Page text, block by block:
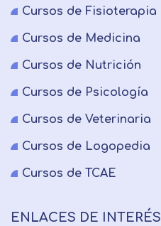
Cursos de Fisioterapia
Cursos de Medicina
Cursos de Nutrición
Cursos de Psicología
Cursos de Veterinaria
Cursos de Logopedia
Cursos de TCAE
ENLACES DE INTERÉS